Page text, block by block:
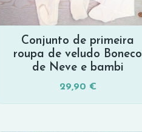
Conjunto de primeira
roupa de veludo Boneco
de Neve e bambi
29,90 €